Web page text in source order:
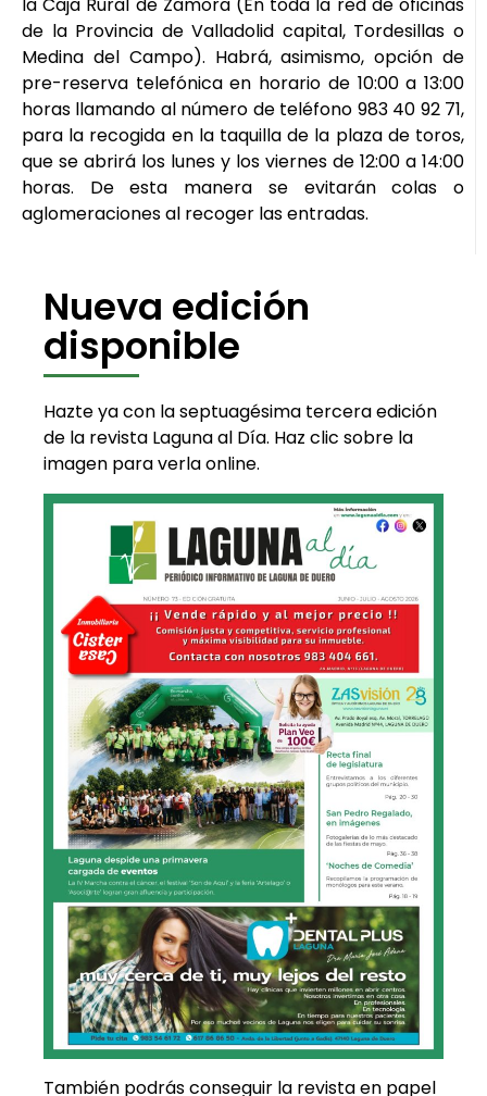
la Caja Rural de Zamora (En toda la red de oficinas
de la Provincia de Valladolid capital, Tordesillas o
Medina del Campo). Habrá, asimismo, opción de
pre-reserva telefónica en horario de 10:00 a 13:00
horas llamando al número de teléfono 983 40 92 71,
para la recogida en la taquilla de la plaza de toros,
que se abrirá los lunes y los viernes de 12:00 a 14:00
horas. De esta manera se evitarán colas o
aglomeraciones al recoger las entradas.
Nueva edición
disponible
Hazte ya con la septuagésima tercera edición
de la revista Laguna al Día. Haz clic sobre la
imagen para verla online.
También podrás conseguir la revista en papel